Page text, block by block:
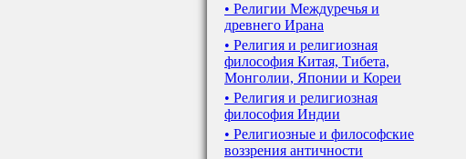
• Религии Междуречья и
древнего Ирана
• Религия и религиозная
философия Китая, Тибета,
Монголии, Японии и Кореи
• Религия и религиозная
философия Индии
• Религиозные и философские
воззрения античности